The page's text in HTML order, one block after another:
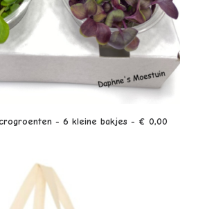
LEES VERDER- 6 kleine bakjes - € 0,00